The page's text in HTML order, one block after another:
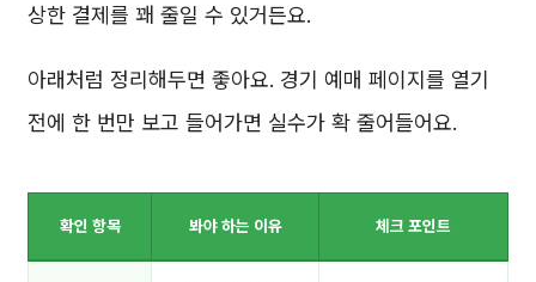
상한 결제를 꽤 줄일 수 있거든요.
아래처럼 정리해두면 좋아요. 경기 예매 페이지를 열기
전에 한 번만 보고 들어가면 실수가 확 줄어들어요.
확인 항목 봐야 하는 이유 체크 포인트